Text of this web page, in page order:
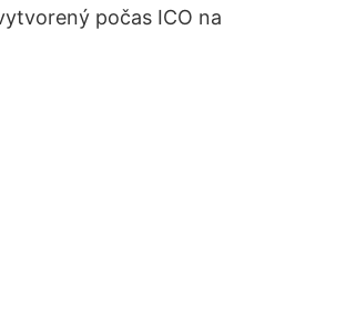
počas ICO na